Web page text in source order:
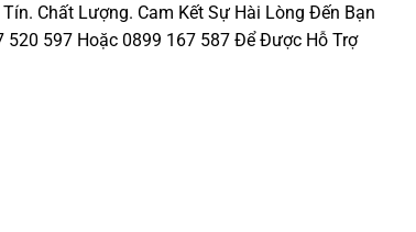
Tín. Chất Lượng. Cam Kết Sự Hài Lòng Đến Bạn
520 597 Hoặc 0899 167 587 Để Được Hỗ Trợ